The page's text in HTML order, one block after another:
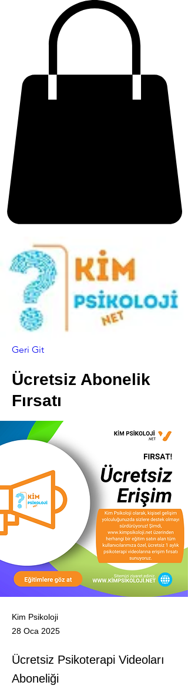
Geri Git
Ücretsiz Abonelik
Fırsatı
Kim Psikoloji
28 Oca 2025
Ücretsiz Psikoterapi Videoları
Aboneliği